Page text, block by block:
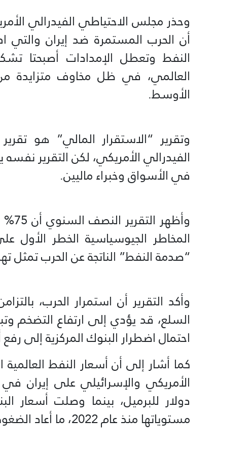
وحذر مجلس الاحتياطي الفيدرالي
أن الحرب المستمرة ضد إيران
النفط وتعطل الإمدادات أصبحتا
العالمي، في ظل مخاوف متزايدة
الأوسط.
وتقرير “الاستقرار المالي” هو
الفيدرالي الأمريكي، لكن التقرير
في الأسواق وخبراء ماليين.
“صدمة النفط” الناتجة عن الحرب تمثل
وأكد التقرير أن استمرار الحرب،
السلع، قد يؤدي إلى ارتفاع التضخم
احتمال اضطرار البنوك المركزية إلى
دولار للبرميل، بينما وصلت أسعار
مستوياتها منذ عام 2022، ما أعاد الضغوط التضخمية إلى الواجهة.